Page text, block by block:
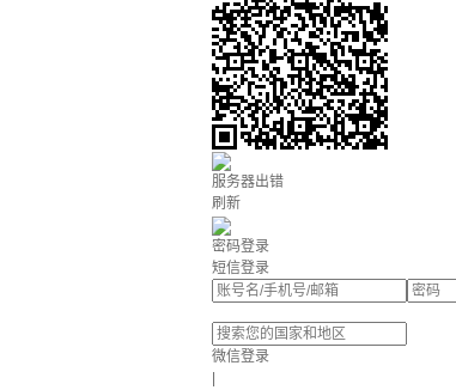
服务器出错
刷新
密码登录
短信登录
微信登录